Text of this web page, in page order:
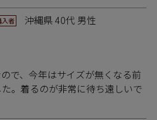
入者 沖縄県40代 男性
で、今年はサイズが無くなる前
。着るのが非常に待ち遠しいで